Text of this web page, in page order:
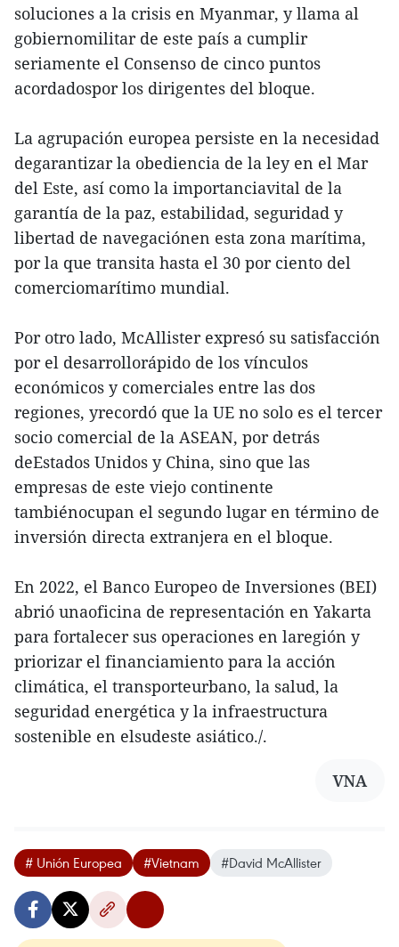
soluciones a la crisis en Myanmar, y llama al
gobiernomilitar de este país a cumplir
seriamente el Consenso de cinco puntos
acordadospor los dirigentes del bloque.
La agrupación europea persiste en la necesidad
degarantizar la obediencia de la ley en el Mar
del Este, así como la importanciavital de la
garantía de la paz, estabilidad, seguridad y
libertad de navegaciónen esta zona marítima,
por la que transita hasta el 30 por ciento del
comerciomarítimo mundial.
Por otro lado, McAllister expresó su satisfacción
por el desarrollorápido de los vínculos
económicos y comerciales entre las dos
regiones, yrecordó que la UE no solo es el tercer
socio comercial de la ASEAN, por detrás
deEstados Unidos y China, sino que las
empresas de este viejo continente
tambiénocupan el segundo lugar en término de
inversión directa extranjera en el bloque.
En 2022, el Banco Europeo de Inversiones (BEI)
abrió unaoficina de representación en Yakarta
para fortalecer sus operaciones en laregión y
priorizar el financiamiento para la acción
climática, el transporteurbano, la salud, la
seguridad energética y la infraestructura
sostenible en elsudeste asiático./.
VNA
# Unión Europea #Vietnam #David McAllister